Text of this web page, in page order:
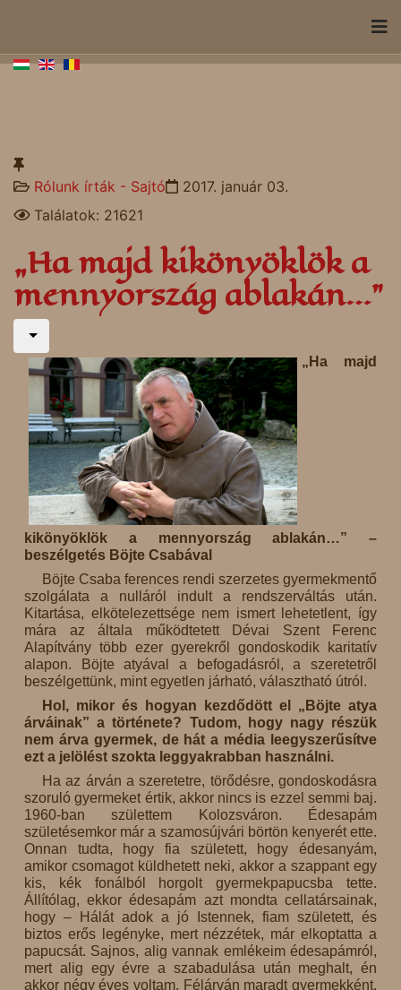
Rólunk írták - Sajtó
2017. január 03.
Találatok: 21621
„Ha majd kikönyöklök a
mennyország ablakán…”
„Ha majd
kikönyöklök a mennyország ablakán…” –
beszélgetés Böjte Csabával
Böjte Csaba ferences rendi szerzetes gyermekmentő
szolgálata a nulláról indult a rendszerváltás után.
Kitartása, elkötelezettsége nem ismert lehetetlent, így
mára az általa működtetett Dévai Szent Ferenc
Alapítvány több ezer gyerekről gondoskodik karitatív
alapon. Böjte atyával a befogadásról, a szeretetről
beszélgettünk, mint egyetlen járható, választható útról.
Hol, mikor és hogyan kezdődött el „Böjte atya
árváinak” a története? Tudom, hogy nagy részük
nem árva gyermek, de hát a média leegyszerűsítve
ezt a jelölést szokta leggyakrabban használni.
Ha az árván a szeretetre, törődésre, gondoskodásra
szoruló gyermeket értik, akkor nincs is ezzel semmi baj.
1960-ban születtem Kolozsváron. Édesapám
születésemkor már a szamosújvári börtön kenyerét ette.
Onnan tudta, hogy fia született, hogy édesanyám,
amikor csomagot küldhetett neki, akkor a szappant egy
kis, kék fonálból horgolt gyermekpapucsba tette.
Állítólag, ekkor édesapám azt mondta cellatársainak,
hogy – Hálát adok a jó Istennek, fiam született, és
biztos erős legényke, mert nézzétek, már elkoptatta a
papucsát. Sajnos, alig vannak emlékeim édesapámról,
mert alig egy évre a szabadulása után meghalt, én
akkor négy éves voltam. Félárván maradt gyermekként,